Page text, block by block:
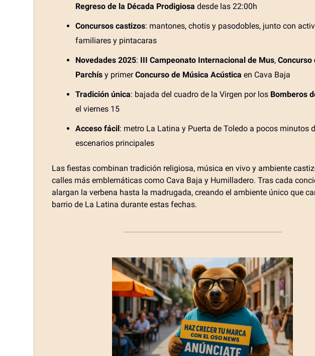
Regreso de la Década Prodigiosa desde las 22:00h
Concursos castizos: mantones, chotis y pasodobles, junto con
familiares y pintacaras
Novedades 2025: III Campeonato Internacional de Mus, Concurso
Parchís y primerConcurso de Música Acústica en Cava Baja
Tradición única: bajada del cuadro de la Virgen por los Bomberos
el viernes 15
Acceso fácil: metro La Latina y Puerta de Toledo a pocos minutos
escenarios principales
Las fiestas combinan tradición religiosa, música en vivo y ambiente
calles más emblemáticas como Cava Baja y Humilladero. Tras cada
alargan la verbena hasta la madrugada, creando el ambiente único que
barrio de La Latina durante estas fechas.